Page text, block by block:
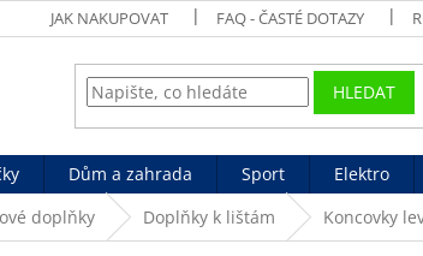
JAK NAKUPOVAT FAQ - ČASTÉ DOTAZY
HLEDAT
Dům a zahrada Sport Elektro
doplňky Doplňky k lištám Koncovky